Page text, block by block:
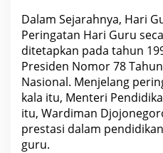
d
a
n
d
e
t
a
p
k
a
Dalam Sejarahnya, Hari
Peringatan Hari Guru
ditetapkan pada tahun
Presiden Nomor 78
Nasional. Menjelang
kala itu, Menteri
itu, Wardiman
prestasi dalam
guru.